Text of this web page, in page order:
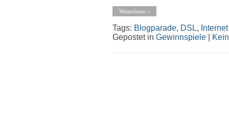
Weiterlesen »
Tags: Blogparade, DSL, Internet
Gepostet in Gewinnspiele